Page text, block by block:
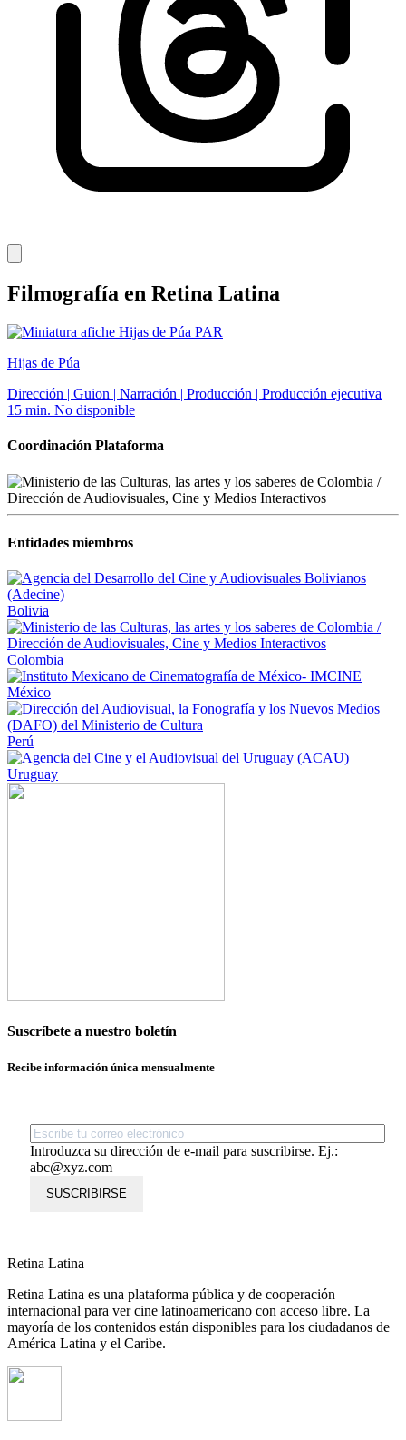
Filmografía en Retina Latina
PAR
Hijas de Púa
Dirección | Guion | Narración | Producción | Producción ejecutiva
15 min. No disponible
Coordinación Plataforma
Entidades miembros
Bolivia
Colombia
México
Perú
Uruguay
Suscríbete a nuestro boletín
Recibe información única mensualmente
Introduzca su dirección de e-mail para suscribirse. Ej.:
abc@xyz.com
SUSCRIBIRSE
Retina Latina
Retina Latina es una plataforma pública y de cooperación
internacional para ver cine latinoamericano con acceso libre. La
mayoría de los contenidos están disponibles para los ciudadanos de
América Latina y el Caribe.